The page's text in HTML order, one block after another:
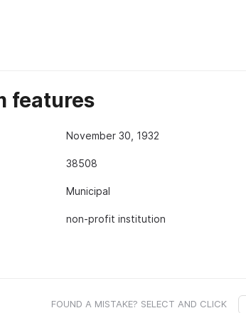
features
November 30, 1932
38508
Municipal
non-profit institution
FOUND A MISTAKE? SELECT AND CLICK